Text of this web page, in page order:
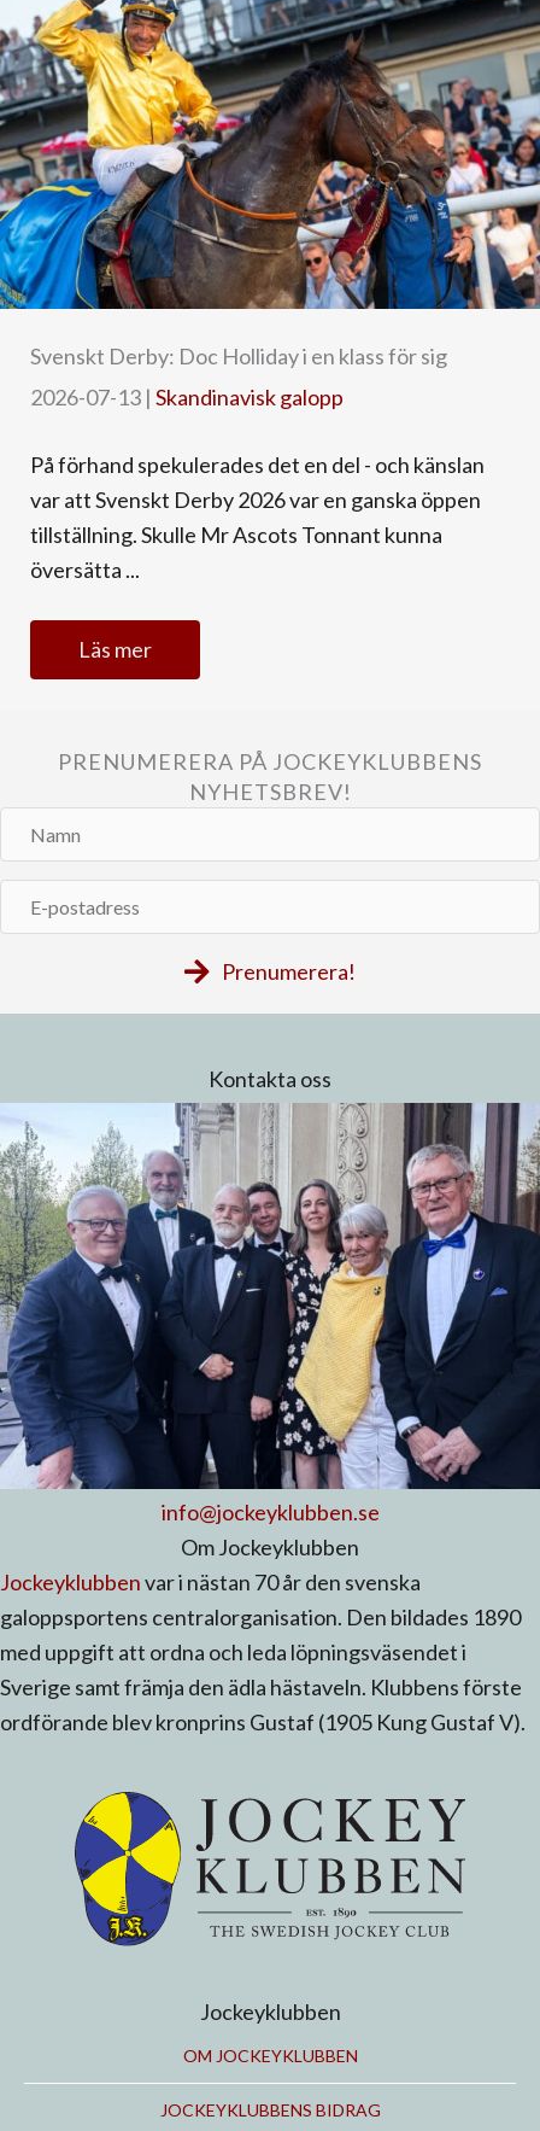
Svenskt Derby: Doc Holliday i en klass för sig
2026-07-13 | Skandinavisk galopp
På förhand spekulerades det en del - och känslan
var att Svenskt Derby 2026 var en ganska öppen
tillställning. Skulle Mr Ascots Tonnant kunna
översätta ...
Läs mer
PRENUMERERA PÅ JOCKEYKLUBBENS
NYHETSBREV!
Namn
postadress
Prenumerera!
Kontakta oss
info@jockeyklubben.se
Om Jockeyklubben
Jockeyklubbenvar i nästan 70 år den svenska
galoppsportens centralorganisation. Den bildades 1890
med uppgift att ordna och leda löpningsväsendet i
Sverige samt främja den ädla hästaveln. Klubbens förste
ordförande blev kronprins Gustaf (1905 Kung Gustaf V).
Jockeyklubben
OM JOCKEYKLUBBEN
JOCKEYKLUBBENS BIDRAG